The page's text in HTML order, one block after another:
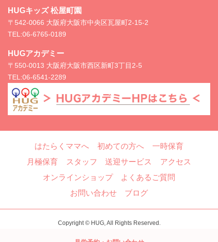
HUGキッズ 松屋町園
〒542-0066 大阪府大阪市中央区瓦屋町2-15-2
TEL:06-6765-0189
HUGアカデミー
〒550-0013 大阪府大阪市西区新町3丁目2-5
TEL:06-6541-2289
はたらくママへ 初めての方へ
一時保育
月極保育
スタッフ 送迎サービス
アクセス
オンラインショップ
よくあるご質問
お問い合わせ
ブログ
Copyright © HUG, All Rights Reserved.